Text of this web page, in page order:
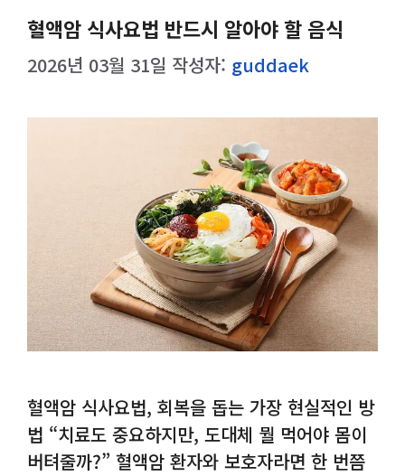
혈액암 식사요법 반드시 알아야 할 음식
2026년 03월 31일 작성자: guddaek
혈액암 식사요법, 회복을 돕는 가장 현실적인 방
법 “치료도 중요하지만, 도대체 뭘 먹어야 몸이
버텨줄까?” 혈액암 환자와 보호자라면 한 번쯤